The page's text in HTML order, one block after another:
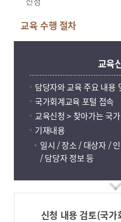
교육 수행 절차
교육
담당자와 교육 주요 내용
국가회계교육 포털 접속
교육신청 > 찾아가는 국
기재내용
일시 / 장소 / 대상자 /
/ 담당자 정보 등
신청 내용 검토(국